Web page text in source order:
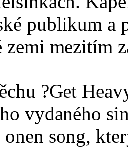
publikum a
zemi mezitím
?Get
vydaného
song,